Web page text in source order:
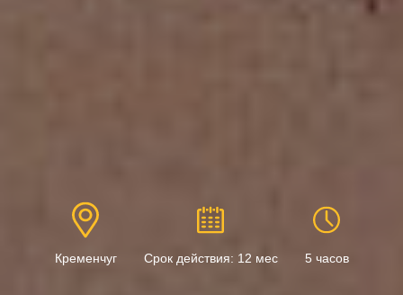
Кременчуг Срок действия: 12 мес 5 часов